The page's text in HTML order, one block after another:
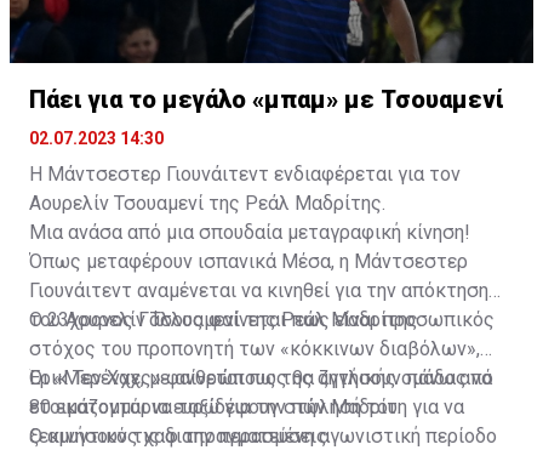
Πάει για το μεγάλο «μπαμ» με Τσουαμενί
02.07.2023 14:30
Η Μάντσεστερ Γιουνάιτεντ ενδιαφέρεται για τον
Αουρελίν Τσουαμενί της Ρεάλ Μαδρίτης.
Μια ανάσα από μια σπουδαία μεταγραφική κίνηση!
Όπως μεταφέρουν ισπανικά Μέσα, η Μάντσεστερ
Γιουνάιτεντ αναμένεται να κινηθεί για την απόκτηση
του Αουρελίν Τσουαμενί της Ρεάλ Μαδρίτης.
Ο 23χρονος Γάλλος φαίνεται πως είναι προσωπικός
στόχος του προπονητή των «κόκκινων διαβόλων»,
Έρικ Τεν Χαχ, με ανθρώπους της αγγλικής ομάδας να
ετοιμάζονται να ταξιδέψουν στην Μαδρίτη για να
ξεκινήσουν τις διαπραγματεύσεις.
Οι «Μερένχες» φαίνεται πως θα ζητήσουν πάνω από
80 εκατομμύρια ευρώ για την πώλησή του.
Ο αμυντικός χαφ την περασμένη αγωνιστική περίοδο